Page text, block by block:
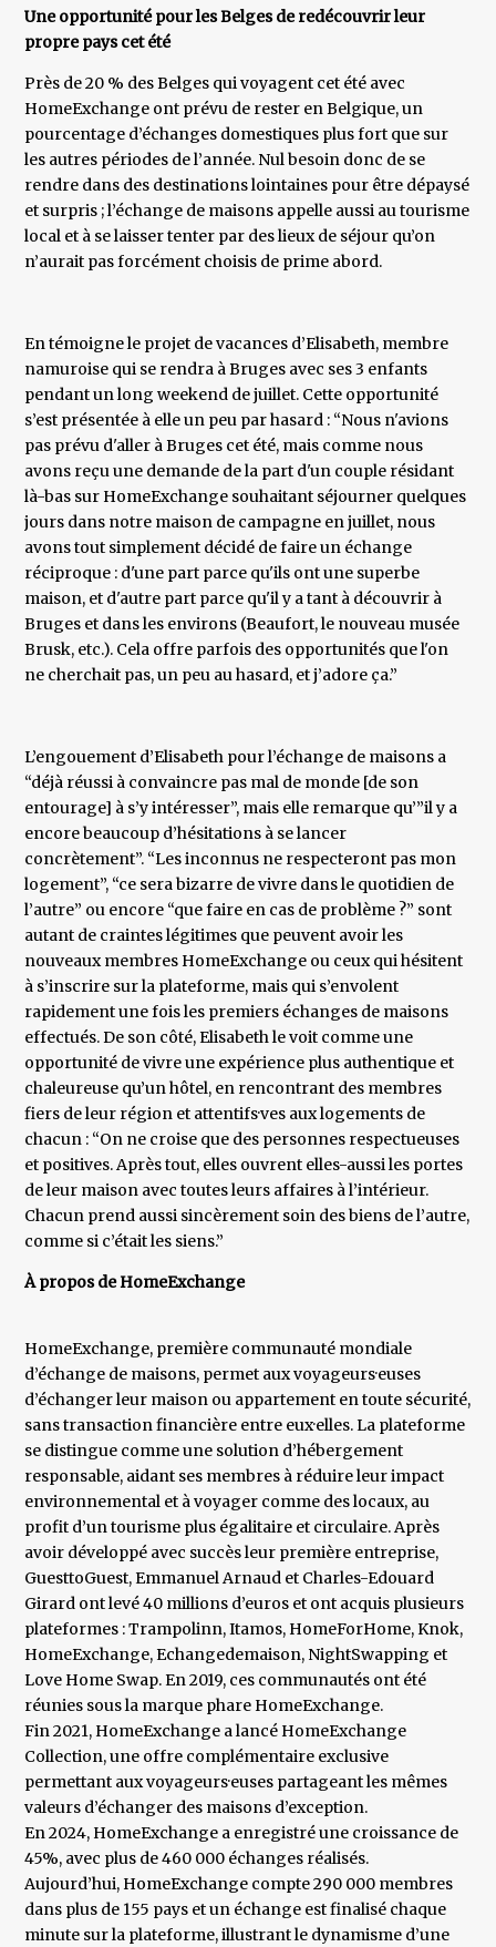
Une opportunité pour les Belges de redécouvrir leur
propre pays cet été
Près de 20 % des Belges qui voyagent cet été avec
HomeExchange ont prévu de rester en Belgique, un
pourcentage d’échanges domestiques plus fort que sur
les autres périodes de l’année. Nul besoin donc de se
rendre dans des destinations lointaines pour être dépaysé
et surpris ; l’échange de maisons appelle aussi au tourisme
local et à se laisser tenter par des lieux de séjour qu’on
n’aurait pas forcément choisis de prime abord.
En témoigne le projet de vacances d’Elisabeth, membre
namuroise qui se rendra à Bruges avec ses 3 enfants
pendant un long weekend de juillet. Cette opportunité
s’est présentée à elle un peu par hasard : “Nous n'avions
pas prévu d'aller à Bruges cet été, mais comme nous
avons reçu une demande de la part d'un couple résidant
là-bas sur HomeExchange souhaitant séjourner quelques
jours dans notre maison de campagne en juillet, nous
avons tout simplement décidé de faire un échange
réciproque : d'une part parce qu'ils ont une superbe
maison, et d'autre part parce qu'il y a tant à découvrir à
Bruges et dans les environs (Beaufort, le nouveau musée
Brusk, etc.). Cela offre parfois des opportunités que l'on
ne cherchait pas, un peu au hasard, et j’adore ça.”
L’engouement d’Elisabeth pour l’échange de maisons a
“déjà réussi à convaincre pas mal de monde [de son
entourage] à s’y intéresser”, mais elle remarque qu’”il y a
encore beaucoup d’hésitations à se lancer
concrètement”. “Les inconnus ne respecteront pas mon
logement”, “ce sera bizarre de vivre dans le quotidien de
l’autre” ou encore “que faire en cas de problème ?” sont
autant de craintes légitimes que peuvent avoir les
nouveaux membres HomeExchange ou ceux qui hésitent
à s’inscrire sur la plateforme, mais qui s’envolent
rapidement une fois les premiers échanges de maisons
effectués. De son côté, Elisabeth le voit comme une
opportunité de vivre une expérience plus authentique et
chaleureuse qu’un hôtel, en rencontrant des membres
fiers de leur région et attentifs·ves aux logements de
chacun : “On ne croise que des personnes respectueuses
et positives. Après tout, elles ouvrent elles-aussi les portes
de leur maison avec toutes leurs affaires à l’intérieur.
Chacun prend aussi sincèrement soin des biens de l’autre,
comme si c’était les siens.”
À propos de HomeExchange
HomeExchange, première communauté mondiale
d’échange de maisons, permet aux voyageurs·euses
d’échanger leur maison ou appartement en toute sécurité,
sans transaction financière entre eux·elles. La plateforme
se distingue comme une solution d’hébergement
responsable, aidant ses membres à réduire leur impact
environnemental et à voyager comme des locaux, au
profit d’un tourisme plus égalitaire et circulaire. Après
avoir développé avec succès leur première entreprise,
GuesttoGuest, Emmanuel Arnaud et Charles-Edouard
Girard ont levé 40 millions d’euros et ont acquis plusieurs
plateformes : Trampolinn, Itamos, HomeForHome, Knok,
HomeExchange, Echangedemaison, NightSwapping et
Love Home Swap. En 2019, ces communautés ont été
réunies sous la marque phare HomeExchange.
Fin 2021, HomeExchange a lancé HomeExchange
Collection, une offre complémentaire exclusive
permettant aux voyageurs·euses partageant les mêmes
valeurs d’échanger des maisons d’exception.
En 2024, HomeExchange a enregistré une croissance de
45%, avec plus de 460 000 échanges réalisés.
Aujourd’hui, HomeExchange compte 290 000 membres
dans plus de 155 pays et un échange est finalisé chaque
minute sur la plateforme, illustrant le dynamisme d’une